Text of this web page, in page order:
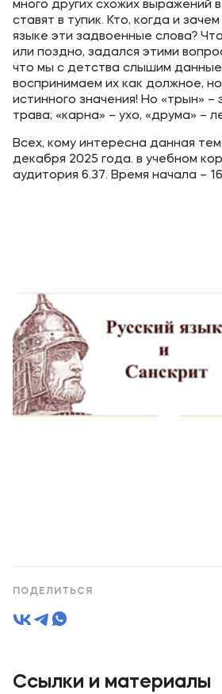
много других схожих выражений
ставят в тупик. Кто, когда и
языке эти задвоенные слова?
или поздно, задался этими
что мы с детства слышим данные
воспринимаем их как должное,
истинного значения! Но «трын» –
трава; «карна» – ухо, «друма» –
Всех, кому интересна данная
декабря 2025 года. в учебном
аудитория 6.37. Время начала –
ПОДЕЛИТЬСЯ
Ссылки и материалы